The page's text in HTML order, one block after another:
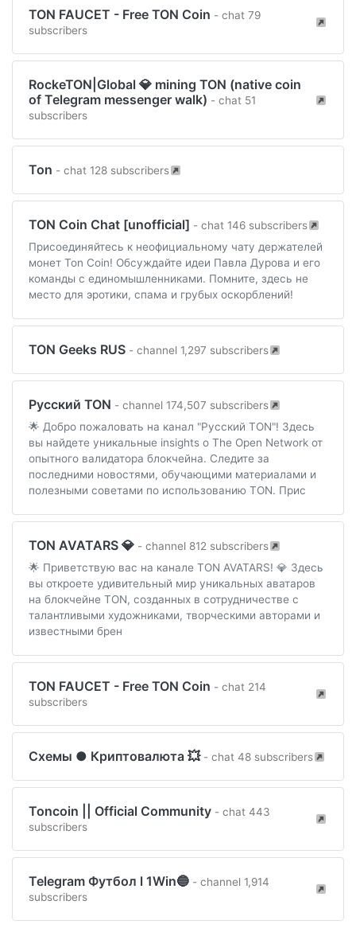
TON FAUCET - Free TON Coin - chat 79
subscribers
RockeTON|Global 💎 mining TON (native coin
of Telegram messenger walk) - chat 51
subscribers
Ton - chat 128 subscribers
TON Coin Chat [unofficial] - chat 146 subscribers
Присоединяйтесь к неофициальному чату держателей
монет Ton Coin! Обсуждайте идеи Павла Дурова и его
команды с единомышленниками. Помните, здесь не
место для эротики, спама и грубых оскорблений!
TON Geeks RUS - channel 1,297 subscribers
Русский TON - channel 174,507 subscribers
🌟 Добро пожаловать на канал "Русский TON"! Здесь
вы найдете уникальные insights о The Open Network от
опытного валидатора блокчейна. Следите за
последними новостями, обучающими материалами и
полезными советами по использованию TON. Прис
TON AVATARS 💎 - channel 812 subscribers
🌟 Приветствую вас на канале TON AVATARS! 💎 Здесь
вы откроете удивительный мир уникальных аватаров
на блокчейне TON, созданных в сотрудничестве с
талантливыми художниками, творческими авторами и
известными брен
TON FAUCET - Free TON Coin - chat 214
subscribers
Схемы ● Криптовалюта 💥 - chat 48 subscribers
Toncoin || Official Community - chat 443
subscribers
Telegram Футбол l 1Win🔵 - channel 1,914
subscribers